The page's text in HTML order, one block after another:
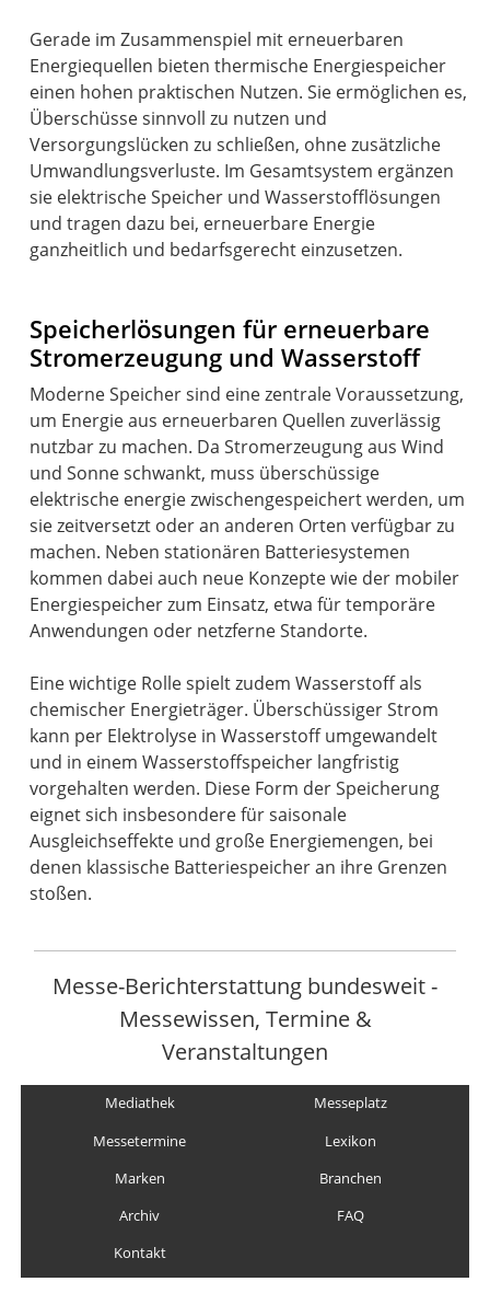
Gerade im Zusammenspiel mit erneuerbaren
Energiequellen bieten thermische Energiespeicher
einen hohen praktischen Nutzen. Sie ermöglichen es,
Überschüsse sinnvoll zu nutzen und
Versorgungslücken zu schließen, ohne zusätzliche
Umwandlungsverluste. Im Gesamtsystem ergänzen
sie elektrische Speicher und Wasserstofflösungen
und tragen dazu bei, erneuerbare Energie
ganzheitlich und bedarfsgerecht einzusetzen.
Speicherlösungen für erneuerbare
Stromerzeugung und Wasserstoff
Moderne Speicher sind eine zentrale Voraussetzung,
um Energie aus erneuerbaren Quellen zuverlässig
nutzbar zu machen. Da Stromerzeugung aus Wind
und Sonne schwankt, muss überschüssige
elektrische energie zwischengespeichert werden, um
sie zeitversetzt oder an anderen Orten verfügbar zu
machen. Neben stationären Batteriesystemen
kommen dabei auch neue Konzepte wie der mobiler
Energiespeicher zum Einsatz, etwa für temporäre
Anwendungen oder netzferne Standorte.
Eine wichtige Rolle spielt zudem Wasserstoff als
chemischer Energieträger. Überschüssiger Strom
kann per Elektrolyse in Wasserstoff umgewandelt
und in einem Wasserstoffspeicher langfristig
vorgehalten werden. Diese Form der Speicherung
eignet sich insbesondere für saisonale
Ausgleichseffekte und große Energiemengen, bei
denen klassische Batteriespeicher an ihre Grenzen
stoßen.
Messe-Berichterstattung bundesweit -
Messewissen, Termine &
Veranstaltungen
Mediathek
Messeplatz
Messetermine
Lexikon
Marken
Branchen
Archiv
FAQ
Kontakt